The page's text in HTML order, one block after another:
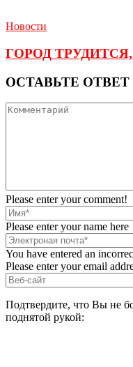
Новости
ГОРОД
ОСТАВЬТЕ ОТВЕТ
Please enter your comment!
Please enter your name here
You have entered an
Please enter your email
Подтвердите, что Вы не
поднятой рукой: